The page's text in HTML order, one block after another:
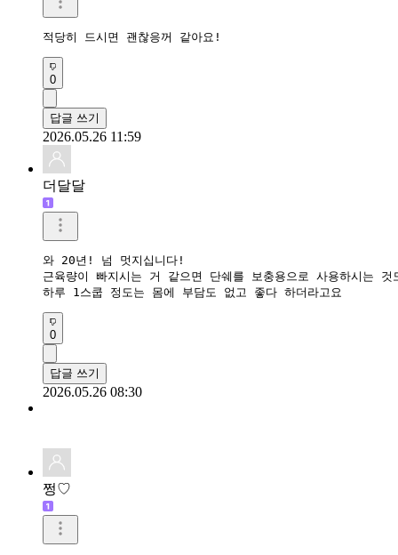
적당히 드시면 괜찮응꺼 같아요!
0
답글 쓰기
2026.05.26 11:59
더달달
와 20년! 넘 멋지십니다!
근육량이 빠지시는 거 같으면 단쉐를 보충용으로 사용하시는
하루 1스쿱 정도는 몸에 부담도 없고 좋다 하더라고요
0
답글 쓰기
2026.05.26 08:30
쩡♡